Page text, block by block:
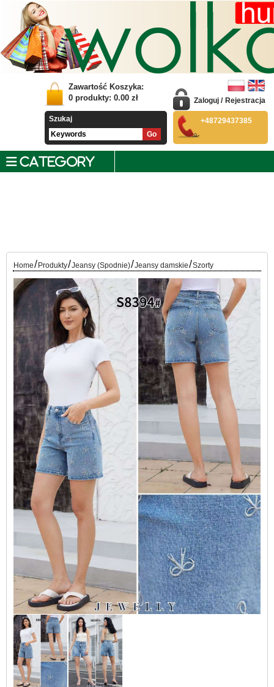
Zawartość Koszyka:
0 produkty: 0.00 zł
Szukaj
Zaloguj / Rejestracja
+48729437385
CATEGORY
Home/ Produkty/Jeansy (Spodnie)/Jeansy damskie/Szorty